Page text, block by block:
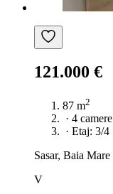
121.000 €
87 m2
· 4 camere
· Etaj: 3/4
Sasar, Baia Mare
V